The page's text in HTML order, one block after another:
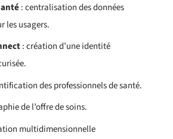
: centralisation des données
les usagers.
: création d’une identité
des professionnels de santé.
de l’offre de soins.
multidimensionnelle